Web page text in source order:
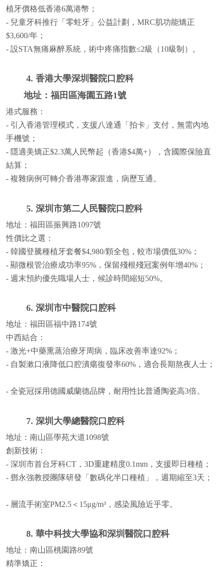
植牙價格低香港6萬港幣；
- 兒童牙科推行「零蛀牙」公益計劃，MRC肌功能矯正
$3,600/年；
- 設STA無痛麻醉系統，術中疼痛指數≤2級（10級制）。
4. 香港大學深圳醫院口腔科
地址：福田區海園五路1號
港式服務：
- 引入香港管理模式，支援八達通「拍卡」支付，無需內地
手機號；
- 隱適美矯正$2.3萬人民幣起（香港$4萬+），含國際保險直
結算；
- 複雜病例可轉介香港專家跟進，病歷互通。
5. 深圳市第二人民醫院口腔科
地址：福田區振興路1097號
性價比之選：
- 韓國登騰種植牙套餐$4,980/顆全包，較市場價低30%；
- 顯微根管治療成功率95%，保留殘根殘冠案例年增40%；
- 週末預約優先職場人士，候診時間縮短50%。
6. 深圳市中醫院口腔科
地址：福田區福中路174號
中西結合：
- 激光+中藥熏蒸治療牙周病，臨床改善率達92%；
- 自製漱口液降低口腔潰瘍復發率60%，適合長期熬夜人士；
- 全瓷冠採用德國威蘭德品牌，耐用性比普通陶瓷高3倍。
7. 深圳大學總醫院口腔科
地址：南山區學苑大道1098號
創新技術：
- 深圳市首台牙科CT，3D重建精度0.1mm，支援即日種植；
- 鄧永強教授團隊研發「數碼化半口種植」，週期縮至3天；
- 層流手術室PM2.5＜15μg/m³，感染風險近乎零。
8. 華中科技大學協和深圳醫院口腔科
地址：南山區桃園路89號
精準矯正：